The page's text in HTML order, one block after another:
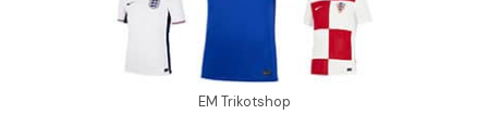
EM Trikotshop